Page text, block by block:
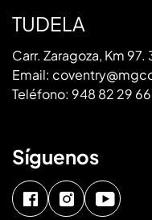
TUDELA
Carr. Zaragoza, Km
Email:
Teléfono: 948 82 29 66
Síguenos